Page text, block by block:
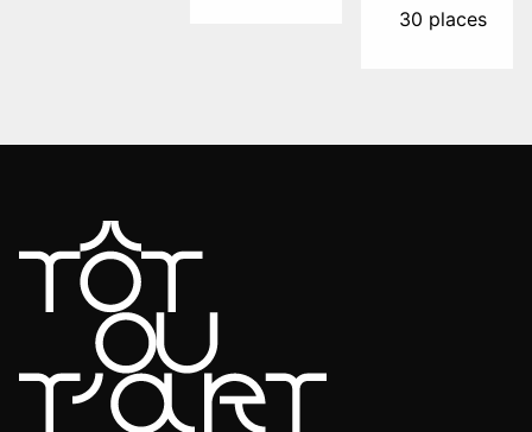
30 places